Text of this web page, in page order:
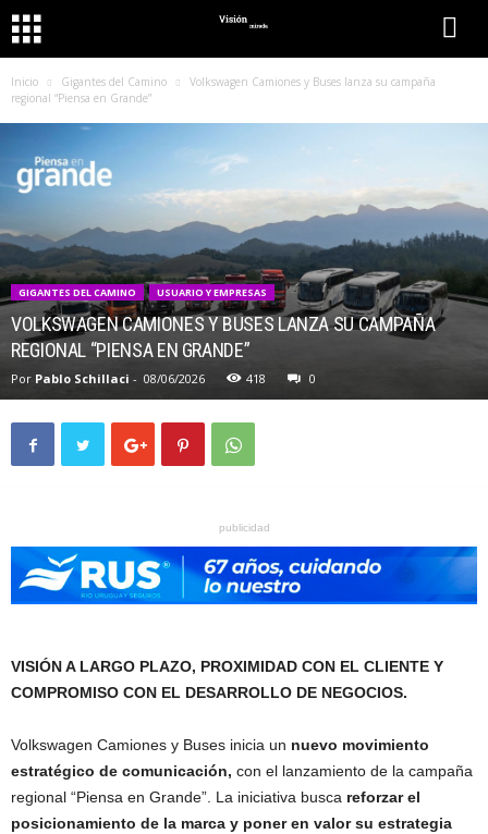
Inicio Gigantes del Camino
Volkswagen Camiones y Buses lanza su campaña
regional “Piensa en Grande”
GIGANTES DEL CAMINO USUARIO Y EMPRESAS
VOLKSWAGEN CAMIONES Y BUSES LANZA SU CAMPAÑA
REGIONAL “PIENSA EN GRANDE”
Por Pablo Schillaci - 08/06/2026 418 0
publicidad
VISIÓN A LARGO PLAZO, PROXIMIDAD CON EL CLIENTE Y
COMPROMISO CON EL DESARROLLO DE NEGOCIOS.
Volkswagen Camiones y Buses inicia un nuevo movimiento
estratégico de comunicación, con el lanzamiento de la campaña
regional “Piensa en Grande”. La iniciativa busca reforzar el
posicionamiento de la marca y poner en valor su estrategia